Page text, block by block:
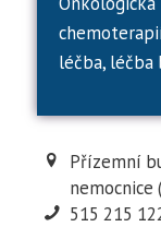
léčba, léčba
Přízemní
nemocnice
515 215